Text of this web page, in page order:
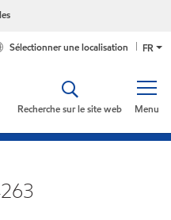
FR
Sélectionner une localisation
Menu
Recherche sur le site web